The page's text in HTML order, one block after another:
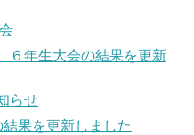
６年生大会の結果を更新
らせ
果を更新しました